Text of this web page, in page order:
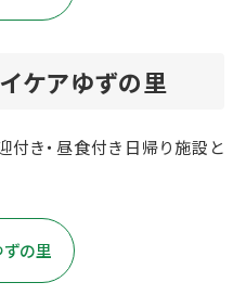
ケアゆずの里
付き・昼食付き日帰り施設と
の里